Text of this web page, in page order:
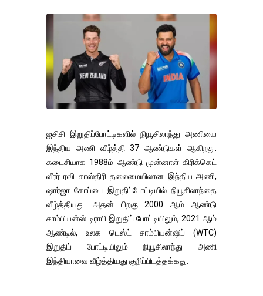
ஐசிசி இறுதிப்போட்டிகளில் நியூசிலாந்து அணியை
இந்திய அணி வீழ்த்தி 37 ஆண்டுகள் ஆகிறது.
கடைசியாக 1988ம் ஆண்டு முன்னாள் கிரிக்கெட்
வீரர் ரவி சாஸ்திரி தலைமையிலான இந்திய அணி,
ஷார்ஜா கோப்பை இறுதிப்போட்டியில் நியூசிலாந்தை
வீழ்த்தியது. அதன் பிறகு 2000 ஆம் ஆண்டு
சாம்பியன்ஸ் டிராபி இறுதிப் போட்டியிலும், 2021 ஆம்
ஆண்டில், உலக டெஸ்ட் சாம்பியன்ஷிப் (WTC)
இறுதிப் போட்டியிலும் நியூசிலாந்து அணி
இந்தியாவை வீழ்த்தியது குறிப்பிடத்தக்கது.